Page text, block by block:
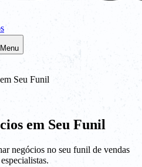
Menu
Seu Funil
em Seu Funil
negócios no seu funil de vendas